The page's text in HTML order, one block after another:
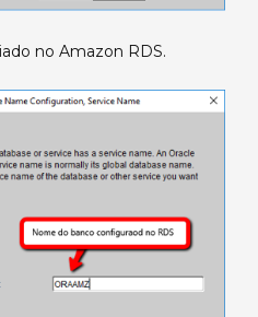
no Amazon RDS.